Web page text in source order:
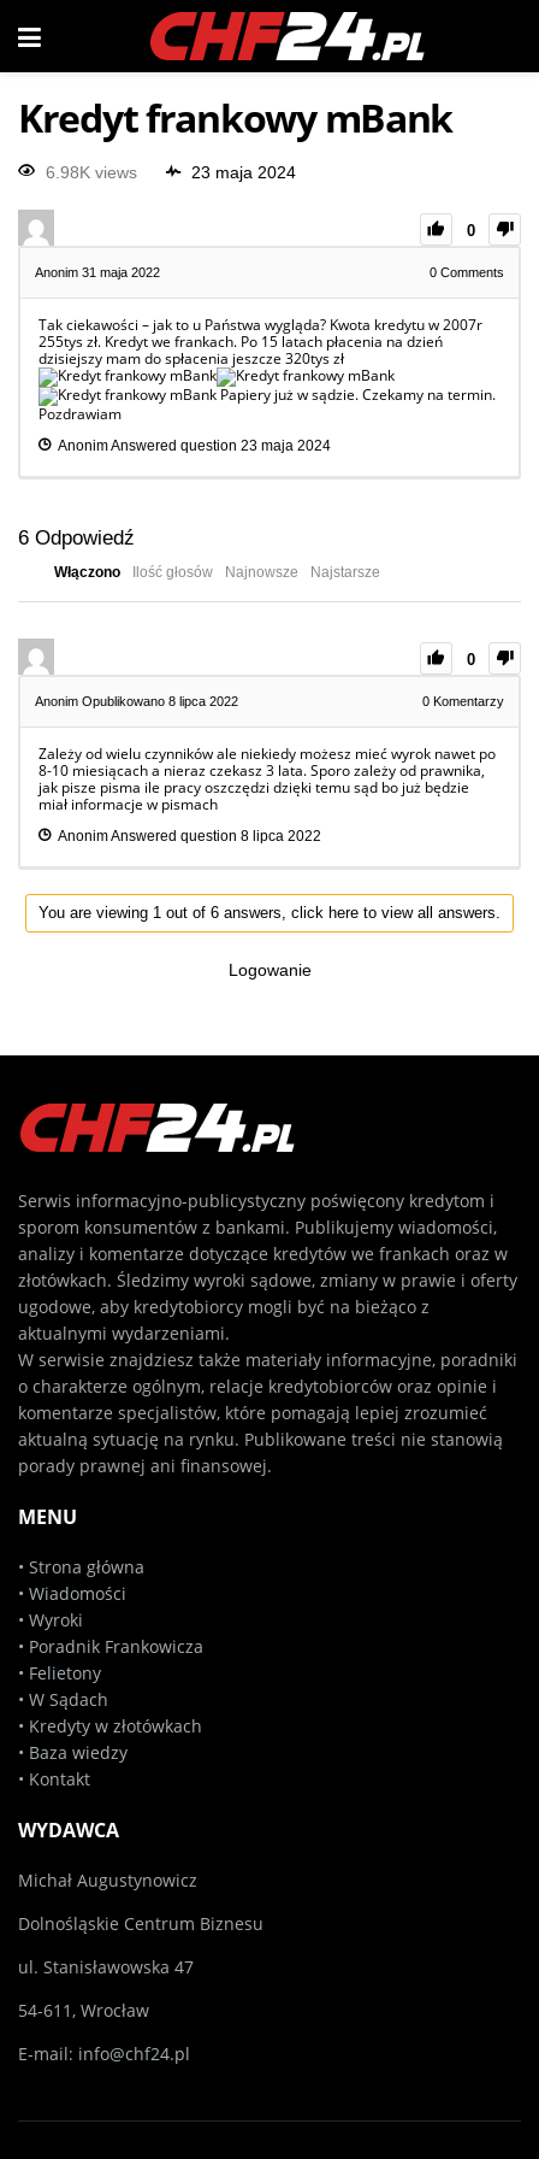
Kredyt frankowy mBank
6.98K views 23 maja 2024
0
Anonim 31 maja 2022 0 Comments
Tak ciekawości – jak to u Państwa wygląda? Kwota kredytu w 2007r
255tys zł. Kredyt we frankach. Po 15 latach płacenia na dzień
dzisiejszy mam do spłacenia jeszcze 320tys zł
Papiery już w sądzie. Czekamy na termin.
Pozdrawiam
AnonimAnswered question 23 maja 2024
6 Odpowiedź
Włączono Ilość głosów Najnowsze Najstarsze
0
Anonim Opublikowano 8 lipca 2022 0 Komentarzy
Zależy od wielu czynników ale niekiedy możesz mieć wyrok nawet po
8-10 miesiącach a nieraz czekasz 3 lata. Sporo zależy od prawnika,
jak pisze pisma ile pracy oszczędzi dzięki temu sąd bo już będzie
miał informacje w pismach
AnonimAnswered question 8 lipca 2022
You are viewing 1 out of 6 answers, click here to view all answers.
Logowanie
Serwis informacyjno-publicystyczny poświęcony kredytom i
sporom konsumentów z bankami. Publikujemy wiadomości,
analizy i komentarze dotyczące kredytów we frankach oraz w
złotówkach. Śledzimy wyroki sądowe, zmiany w prawie i oferty
ugodowe, aby kredytobiorcy mogli być na bieżąco z
aktualnymi wydarzeniami.
W serwisie znajdziesz także materiały informacyjne, poradniki
o charakterze ogólnym, relacje kredytobiorców oraz opinie i
komentarze specjalistów, które pomagają lepiej zrozumieć
aktualną sytuację na rynku. Publikowane treści nie stanowią
porady prawnej ani finansowej.
MENU
• Strona główna
• Wiadomości
• Wyroki
• Poradnik Frankowicza
• Felietony
• W Sądach
• Kredyty w złotówkach
• Baza wiedzy
• Kontakt
WYDAWCA
Michał Augustynowicz
Dolnośląskie Centrum Biznesu
ul. Stanisławowska 47
54-611, Wrocław
E-mail: info@chf24.pl